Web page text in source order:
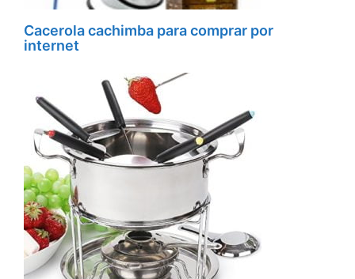
Cacerola cachimba para comprar por
internet